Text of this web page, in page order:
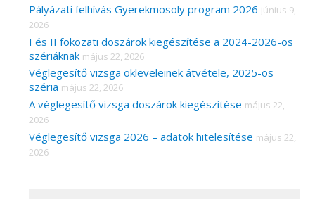
Pályázati felhívás Gyerekmosoly program 2026 június 9,
2026
I és II fokozati doszárok kiegészítése a 2024-2026-os
szériáknak május 22, 2026
Véglegesítő vizsga okleveleinek átvétele, 2025-ös
széria május 22, 2026
A véglegesítő vizsga doszárok kiegészítése május 22,
2026
Véglegesítő vizsga 2026 – adatok hitelesítése május 22,
2026